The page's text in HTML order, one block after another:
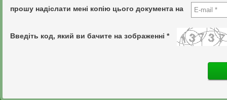
прошу надіслати мені копію цього документа на
Введіть код, який ви бачите на зображенні *